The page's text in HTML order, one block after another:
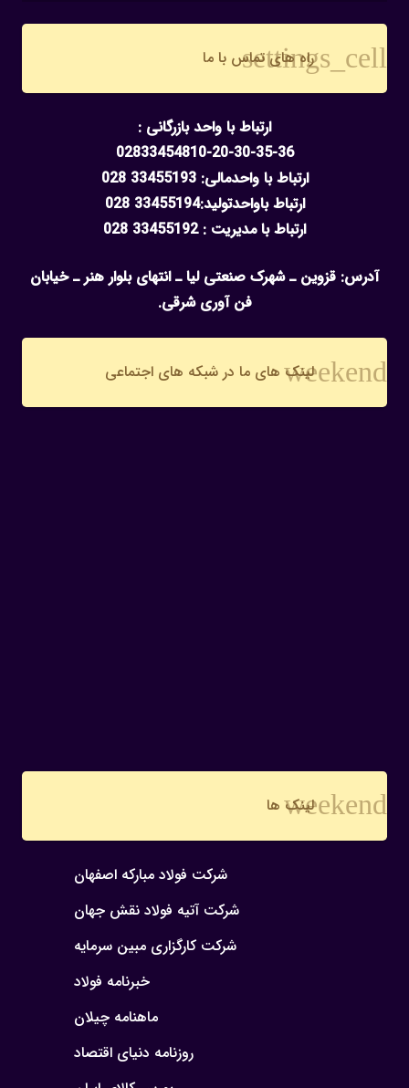
settings_cell
راه های تماس با ما
ارتباط با واحد بازرگانی :
02833454810-20-30-35-36
ارتباط با واحدمالی: 33455193 028
ارتباط باواحدتولید:33455194 028
ارتباط با مدیریت : 33455192 028
آدرس: قزوین ـ شهرک صنعتی لیا ـ انتهای بلوار هنر ـ خیابان
فن آوری شرقی.
weekendلینک های ما در شبکه های اجتماعی
weekend
لینک ها
شرکت فولاد مبارکه اصفهان
شرکت آتیه فولاد نقش جهان
شرکت کارگزاری مبین سرمایه
خبرنامه فولاد
ماهنامه چیلان
روزنامه دنیای اقتصاد